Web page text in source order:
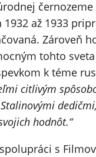
až 1933
Zároveň
tohto
k téme
citlivým
hodnôt.“
s